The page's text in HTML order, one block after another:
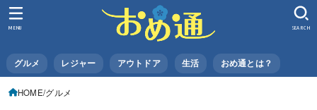
グルメ レジャー アウトドア 生活 おめ通とは？
SEARCH
MENU
HOME グルメ